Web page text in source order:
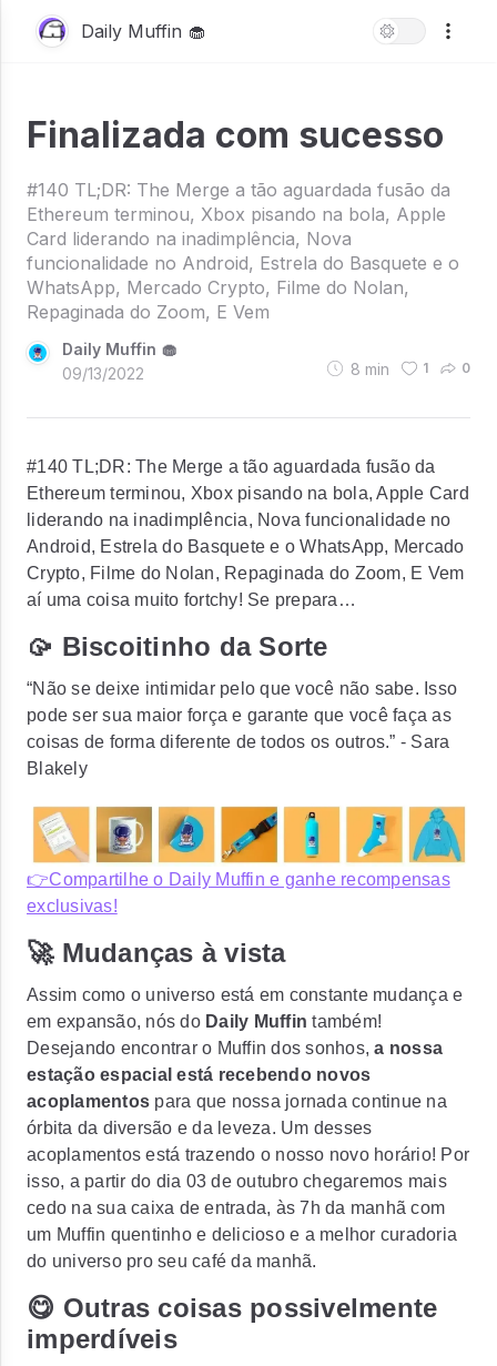
Daily Muffin 🧁
Finalizada com sucesso
#140 TL;DR: The Merge a tão aguardada fusão da
Ethereum terminou, Xbox pisando na bola, Apple
Card liderando na inadimplência, Nova
funcionalidade no Android, Estrela do Basquete e o
WhatsApp, Mercado Crypto, Filme do Nolan,
Repaginada do Zoom, E Vem
Daily Muffin 🧁
09/13/2022
8 min 1 0
#140 TL;DR: The Merge a tão aguardada fusão da
Ethereum terminou, Xbox pisando na bola, Apple Card
liderando na inadimplência, Nova funcionalidade no
Android, Estrela do Basquete e o WhatsApp, Mercado
Crypto, Filme do Nolan, Repaginada do Zoom, E Vem
aí uma coisa muito fortchy! Se prepara…
🥠 Biscoitinho da Sorte
“Não se deixe intimidar pelo que você não sabe. Isso
pode ser sua maior força e garante que você faça as
coisas de forma diferente de todos os outros.” - Sara
Blakely
👉Compartilhe o Daily Muffin e ganhe recompensas
exclusivas!
🚀 Mudanças à vista
Assim como o universo está em constante mudança e
em expansão, nós doDaily Muffin também!
Desejando encontrar o Muffin dos sonhos,a nossa
estação espacial está recebendo novos
acoplamentos para que nossa jornada continue na
órbita da diversão e da leveza. Um desses
acoplamentos está trazendo o nosso novo horário! Por
isso, a partir do dia 03 de outubro chegaremos mais
cedo na sua caixa de entrada, às 7h da manhã com
um Muffin quentinho e delicioso e a melhor curadoria
do universo pro seu café da manhã.
😋 Outras coisas possivelmente
imperdíveis